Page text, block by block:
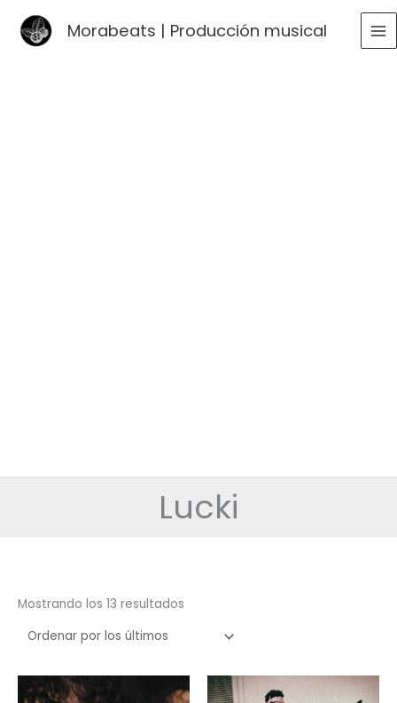
Morabeats | Producción musical
Lucki
Mostrando los 13 resultados
últimos